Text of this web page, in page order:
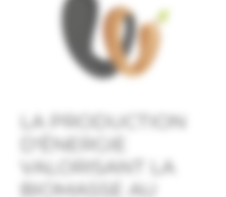
LA PRODUCTION
D'ÉNERGIE
VALORISANT LA
BIOMASSE AU